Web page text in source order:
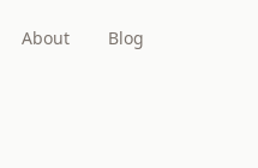
About Blog